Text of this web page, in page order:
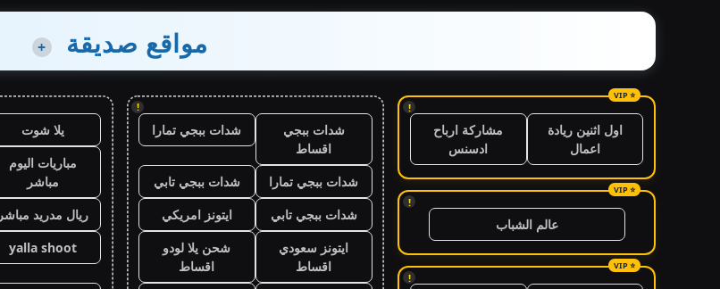
مواقع صديقة +
!
اول اثنين ريادة
اعمال
مشاركة ارباح
ادسنس
!
عالم الشباب
!
!
شدات ببجي
اقساط
شدات ببجي تمارا
شدات ببجي تمارا
شدات ببجي تابي
شدات ببجي تابي
ايتونز امريكي
ايتونز سعودي
اقساط
شحن يلا لودو
اقساط
يلا شوت
مباريات اليوم
مباشر
ريال مدريد مباشر
yalla shoot